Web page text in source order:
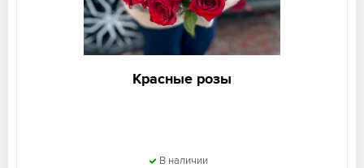
Красные розы
В наличии